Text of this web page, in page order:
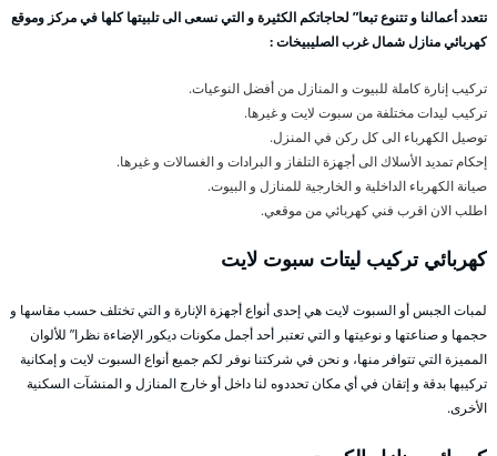
تتعدد أعمالنا و تتنوع تبعا” لحاجاتكم الكثيرة و التي نسعى الى تلبيتها كلها في مركز وموقع
كهربائي منازل شمال غرب الصليبيخات :
تركيب إنارة كاملة للبيوت و المنازل من أفضل النوعيات.
تركيب ليدات مختلفة من سبوت لايت و غيرها.
توصيل الكهرباء الى كل ركن في المنزل.
إحكام تمديد الأسلاك الى أجهزة التلفاز و البرادات و الغسالات و غيرها.
صيانة الكهرباء الداخلية و الخارجية للمنازل و البيوت.
اطلب الان اقرب فني كهربائي من موقعي.
كهربائي تركيب ليتات سبوت لايت
لمبات الجبس أو السبوت لايت هي إحدى أنواع أجهزة الإنارة و التي تختلف حسب مقاسها و
حجمها و صناعتها و نوعيتها و التي تعتبر أحد أجمل مكونات ديكور الإضاءة نظرا” للألوان
المميزة التي تتوافر منها، و نحن في شركتنا نوفر لكم جميع أنواع السبوت لايت و إمكانية
تركيبها بدقة و إتقان في أي مكان تحددوه لنا داخل أو خارج المنازل و المنشآت السكنية
الأخرى.